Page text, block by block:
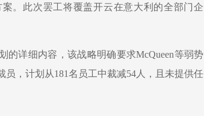
。 此次罢工将覆盖开云在意大利的全部门企
的详细内容 ，该战略明确要求McQueen等弱势
员，计划从181名员工中裁减54人，且未提供任